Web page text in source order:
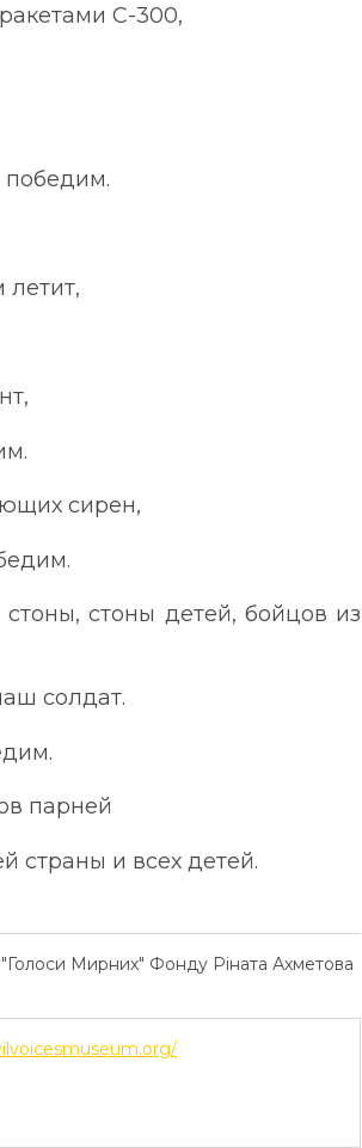
С-300,
победим.
сирен,
стоны детей, бойцов из
солдат.
парней
страны и всех детей.
Мирних" Фонду Ріната Ахметова